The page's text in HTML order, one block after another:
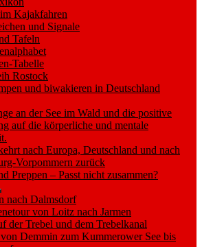
Kajakfahren
und Signale
Tafeln
Tabelle
Rostock
und biwakieren in Deutschland
an der See im Wald und die positive
auf die körperliche und mentale
nach Europa, Deutschland und nach
Vorpommern zurück
Preppen – Passt nicht zusammen?
nach Dalmsdorf
von Loitz nach Jarmen
der Trebel und dem Trebelkanal
Demmin zum Kummerower See bis